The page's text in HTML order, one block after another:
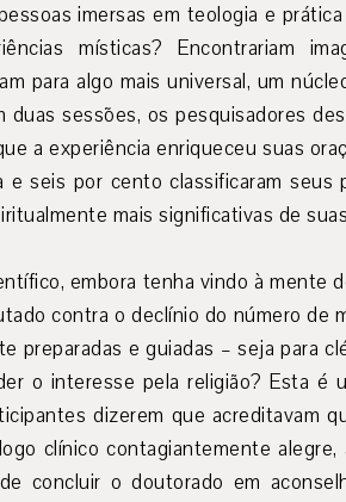
imersas em teologia e prática
místicas? Encontrariam
para algo mais universal, um
sessões, os pesquisadores
a experiência enriqueceu suas
seis por cento classificaram seus
mais significativas de
embora tenha vindo à mente
contra o declínio do número de
preparadas e guiadas – seja para
o interesse pela religião? Esta é
dizerem que acreditavam
clínico contagiantemente alegre,
concluir o doutorado em